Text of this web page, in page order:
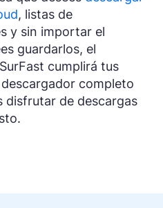
, listas de
y sin importar el
guardarlos, el
cumplirá tus
completo
disfrutar de descargas